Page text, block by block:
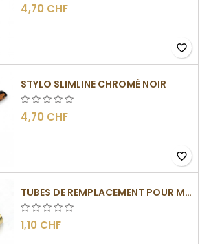
4,70 CHF
favorite_border
STYLO SLIMLINE CHROMÉ NOIR
4,70 CHF
favorite_border
TUBES DE REMPLACEMENT POUR MÉCANISME SLIMLINE
1,10 CHF